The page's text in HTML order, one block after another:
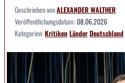
Geschrieben vonALEXANDER WALTHER
Veröffentlichungsdatum:08.06.2026
Kategorien:KritikenLänderDeutschland